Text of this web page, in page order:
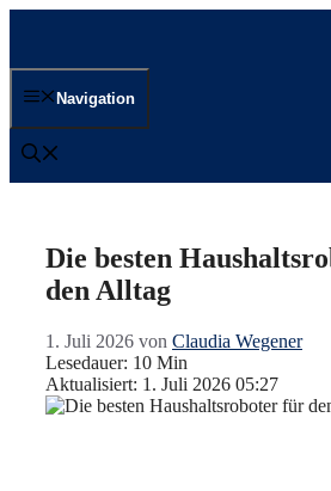
Navigation
Die besten
den Alltag
1. Juli 2026 von Claudia Wegener
Lesedauer: 10 Min
Aktualisiert: 1. Juli 2026 05:27